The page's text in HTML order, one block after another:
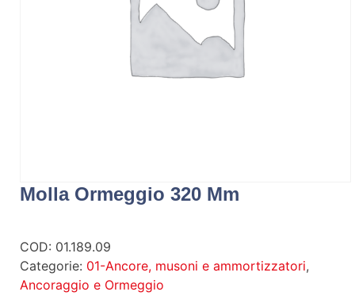
Molla Ormeggio 320 Mm
COD: 01.189.09
Categorie: 01-Ancore, musoni e ammortizzatori,
Ancoraggio e Ormeggio